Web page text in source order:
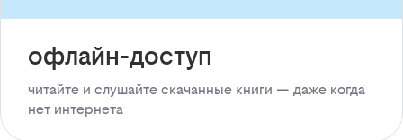
офлайн-доступ
читайте и слушайте скачанные книги — даже когда
нет интернета